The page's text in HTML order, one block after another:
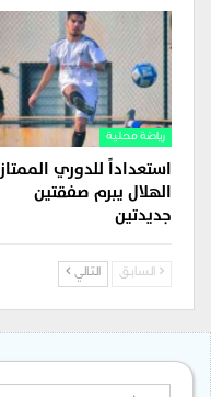
رياضة محلية
استعداداً للدوري الممتاز..
الهلال يبرم صفقتين
جديدتين
السابق التالي